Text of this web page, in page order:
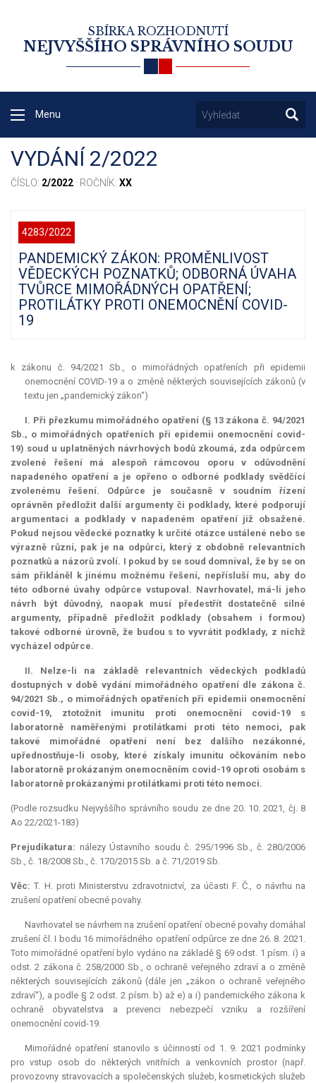
SBÍRKA ROZHODNUTÍ
NEJVYŠŠÍHO SPRÁVNÍHO SOUDU
Menu
VYDÁNÍ 2/2022
ČÍSLO: 2/2022 · ROČNÍK: XX
4283/2022
PANDEMICKÝ ZÁKON: PROMĚNLIVOST
VĚDECKÝCH POZNATKŮ; ODBORNÁ ÚVAHA
TVŮRCE MIMOŘÁDNÝCH OPATŘENÍ;
PROTILÁTKY PROTI ONEMOCNĚNÍ COVID-
19
k zákonu č. 94/2021 Sb., o mimořádných opatřeních při epidemii
onemocnění COVID-19 a o změně některých souvisejících zákonů (v
textu jen „pandemický zákon“)
I. Při přezkumu mimořádného opatření (§ 13 zákona č. 94/2021
Sb., o mimořádných opatřeních při epidemii onemocnění covid-
19) soud u uplatněných návrhových bodů zkoumá, zda odpůrcem
zvolené řešení má alespoň rámcovou oporu v odůvodnění
napadeného opatření a je opřeno o odborné podklady svědčící
zvolenému řešení. Odpůrce je současně v soudním řízení
oprávněn předložit další argumenty či podklady, které podporují
argumentaci a podklady v napadeném opatření již obsažené.
Pokud nejsou vědecké poznatky k určité otázce ustálené nebo se
výrazně různí, pak je na odpůrci, který z obdobně relevantních
poznatků a názorů zvolí. I pokud by se soud domníval, že by se on
sám přikláněl k jinému možnému řešení, nepřísluší mu, aby do
této odborné úvahy odpůrce vstupoval. Navrhovatel, má-li jeho
návrh být důvodný, naopak musí předestřít dostatečně silné
argumenty, případně předložit podklady (obsahem i formou)
takové odborné úrovně, že budou s to vyvrátit podklady, z nichž
vycházel odpůrce.
II. Nelze-li na základě relevantních vědeckých podkladů
dostupných v době vydání mimořádného opatření dle zákona č.
94/2021 Sb., o mimořádných opatřeních při epidemii onemocnění
covid-19, ztotožnit imunitu proti onemocnění covid-19 s
laboratorně naměřenými protilátkami proti této nemoci, pak
takové mimořádné opatření není bez dalšího nezákonné,
upřednostňuje-li osoby, které získaly imunitu očkováním nebo
laboratorně prokázaným onemocněním covid-19 oproti osobám s
laboratorně prokázanými protilátkami proti této nemoci.
(Podle rozsudku Nejvyššího správního soudu ze dne 20. 10. 2021, čj. 8
Ao 22/2021-183)
Prejudikatura: nálezy Ústavního soudu č. 295/1996 Sb., č. 280/2006
Sb., č. 18/2008 Sb., č. 170/2015 Sb. a č. 71/2019 Sb.
Věc:T. H. proti Ministerstvu zdravotnictví, za účasti F. Č., o návrhu na
zrušení opatření obecné povahy.
Navrhovatel se návrhem na zrušení opatření obecné povahy domáhal
zrušení čl. I bodu 16 mimořádného opatření odpůrce ze dne 26. 8. 2021.
Toto mimořádné opatření bylo vydáno na základě § 69 odst. 1 písm. i) a
odst. 2 zákona č. 258/2000 Sb., o ochraně veřejného zdraví a o změně
některých souvisejících zákonů (dále jen „zákon o ochraně veřejného
zdraví“), a podle § 2 odst. 2 písm. b) až e) a i) pandemického zákona k
ochraně obyvatelstva a prevenci nebezpečí vzniku a rozšíření
onemocnění covid-19.
Mimořádné opatření stanovilo s účinností od 1. 9. 2021 podmínky
pro vstup osob do některých vnitřních a venkovních prostor (např.
provozovny stravovacích a společenských služeb, kosmetických služeb